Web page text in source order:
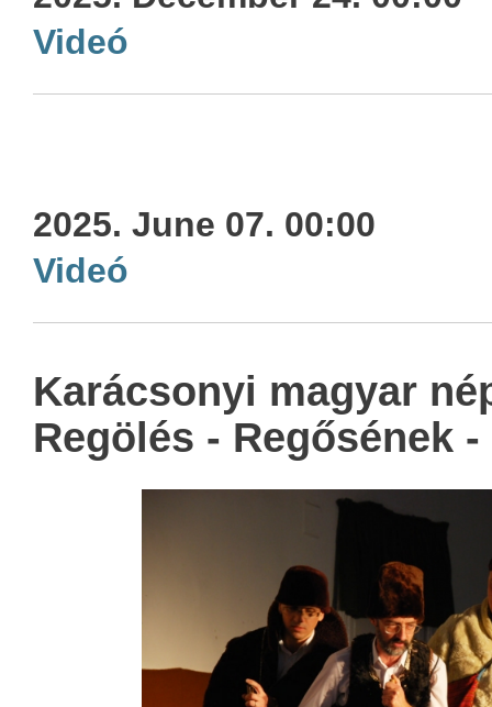
Videó
2025. June 07. 00:00
Videó
Karácsonyi magyar
Regölés - Regősének